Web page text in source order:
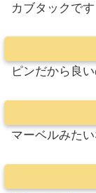
カブタックです
ピンだから良
マーベルみた